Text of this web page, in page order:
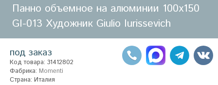
Панно объемное на алюминии 100х150
GI-013 Художник Giulio Iurissevich
под заказ
Код товара: 31412802
Фабрика: Momenti
Страна: Италия